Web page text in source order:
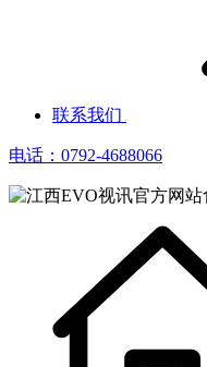
联系我们
电话：0792-4688066